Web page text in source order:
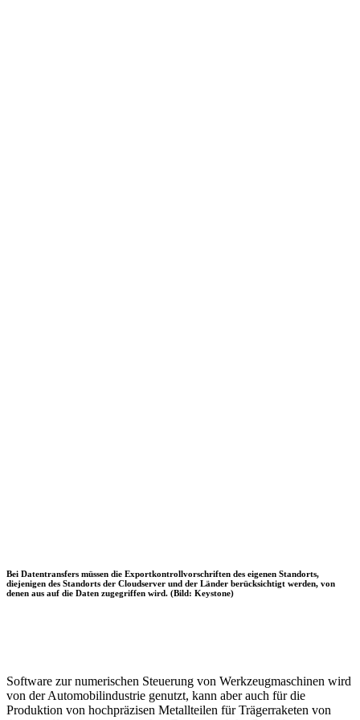
Bei Datentransfers müssen die Exportkontrollvorschriften des eigenen Standorts,
diejenigen des Standorts der Cloudserver und der Länder berücksichtigt werden, von
denen aus auf die Daten zugegriffen wird. (Bild: Keystone)
Software zur numerischen Steuerung von Werkzeugmaschinen wird
von der Automobilindustrie genutzt, kann aber auch für die
Produktion von hochpräzisen Metallteilen für Trägerraketen von